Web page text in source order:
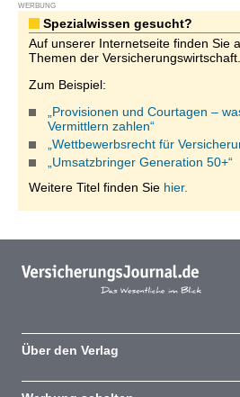
WERBUNG
Spezialwissen gesucht?
Auf unserer Internetseite finden Sie
Themen der Versicherungswirtschaft.
Zum Beispiel:
„Provisionen und Courtagen –
Vermittlern zahlen“
„Wettbewerbsrecht für
„Umsatzbringer Generation 50+“
Weitere Titel finden Sie hier.
Über den Verlag